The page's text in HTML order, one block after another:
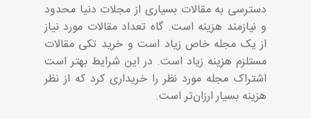
دسترسی به مقالات بسیاری از مجلات دنیا محدود
و نیازمند هزینه است. گاه تعداد مقالات مورد نیاز
از یک مجله خاص زیاد است و خرید تکی مقالات
مستلزم هزینه زیاد است. در این شرایط بهتر است
اشتراک مجله مورد نظر را خریداری کرد که از نظر
هزینه بسیار ارزان‌تر است.